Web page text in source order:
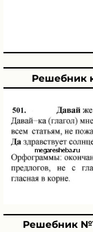
Решебник
Решебник